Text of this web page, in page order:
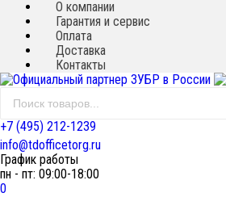
О компании
Гарантия и сервис
Оплата
Доставка
Контакты
+7 (495) 212-1239
info@tdofficetorg.ru
График работы
пн - пт: 09:00-18:00
0